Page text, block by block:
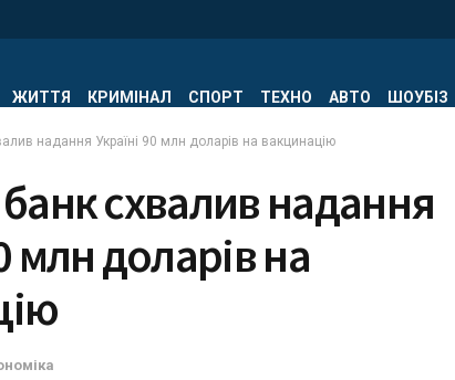
ЖИТТЯ КРИМІНАЛ СПОРТ ТЕХНО АВТО ШОУБІЗ
надання Україні 90 млн доларів на вакцинацію
схвалив надання
млн доларів на